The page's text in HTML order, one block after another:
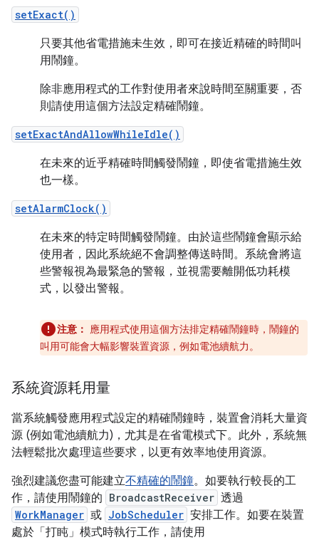
setExact()
只要其他省電措施未生效，即可在接近精確的時間叫
用鬧鐘。
除非應用程式的工作對使用者來說時間至關重要，否
則請使用這個方法設定精確鬧鐘。
setExactAndAllowWhileIdle()
在未來的近乎精確時間觸發鬧鐘，即使省電措施生效
也一樣。
setAlarmClock()
在未來的特定時間觸發鬧鐘。由於這些鬧鐘會顯示給
使用者，因此系統絕不會調整傳送時間。系統會將這
些警報視為最緊急的警報，並視需要離開低功耗模
式，以發出警報。
注意： 應用程式使用這個方法排定精確鬧鐘時，鬧鐘的
叫用可能會大幅影響裝置資源，例如電池續航力。
系統資源耗用量
當系統觸發應用程式設定的精確鬧鐘時，裝置會消耗大量資
源 (例如電池續航力)，尤其是在省電模式下。此外，系統無
法輕鬆批次處理這些要求，以更有效率地使用資源。
強烈建議您盡可能建立不精確的鬧鐘。如要執行較長的工
作，請使用鬧鐘的 BroadcastReceiver 透過
WorkManager 或 JobScheduler 安排工作。如要在裝置
處於「打盹」模式時執行工作，請使用